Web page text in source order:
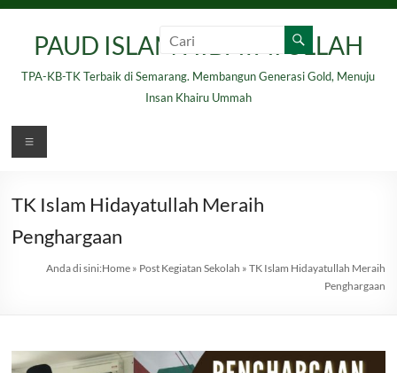
contentPAUD ISLAM HIDAYATULLAH
TPA-KB-TK Terbaik di Semarang. Membangun Generasi Gold, Menuju
Insan Khairu Ummah
Menu
TK Islam Hidayatullah Meraih
Penghargaan
Anda di sini:Home» Post Kegiatan Sekolah » TK Islam Hidayatullah Meraih
Penghargaan